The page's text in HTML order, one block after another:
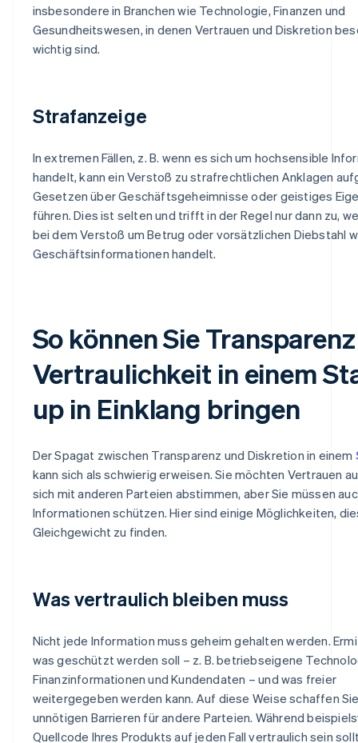
insbesondere in Branchen wie Technologie, Finanzen und
Gesundheitswesen, in denen Vertrauen und Diskretion
wichtig sind.
Strafanzeige
In extremen Fällen, z. B. wenn es sich um hochsensible
handelt, kann ein Verstoß zu strafrechtlichen Anklagen
Gesetzen über Geschäftsgeheimnisse oder geistiges
führen. Dies ist selten und trifft in der Regel nur dann zu,
bei dem Verstoß um Betrug oder vorsätzlichen Diebstahl
Geschäftsinformationen handelt.
So können Sie
Vertraulichkeit in einem
up in Einklang bringen
Der Spagat zwischen Transparenz und Diskretion in einem
kann sich als schwierig erweisen. Sie möchten Vertrauen
sich mit anderen Parteien abstimmen, aber Sie müssen
Informationen schützen. Hier sind einige Möglichkeiten,
Gleichgewicht zu finden.
Was vertraulich bleiben muss
Nicht jede Information muss geheim gehalten werden.
was geschützt werden soll – z. B. betriebseigene
Finanzinformationen und Kundendaten – und was freier
weitergegeben werden kann. Auf diese Weise schaffen
unnötigen Barrieren für andere Parteien. Während
Quellcode Ihres Produkts auf jeden Fall vertraulich sein